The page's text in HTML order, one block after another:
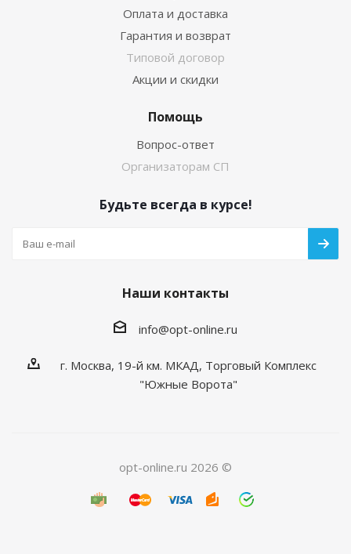
Оплата и доставка
Гарантия и возврат
Типовой договор
Акции и скидки
Помощь
Вопрос-ответ
Организаторам СП
Будьте всегда в курсе!
Наши контакты
info@opt-online.ru
г. Москва, 19-й км. МКАД, Торговый Комплекс
"Южные Ворота"
opt-online.ru 2026 ©